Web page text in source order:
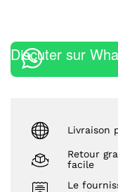
Discuter sur
Livraison
Retour
facile
Le